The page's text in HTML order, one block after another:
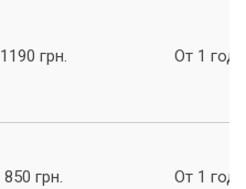
1190 грн. От 1 года
850 грн. От 1 года